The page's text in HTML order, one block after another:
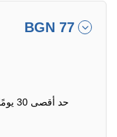
BGN 77
حد أقصى 30 يومًا أو كما هو موضح في التأشيرة الإلكترونية